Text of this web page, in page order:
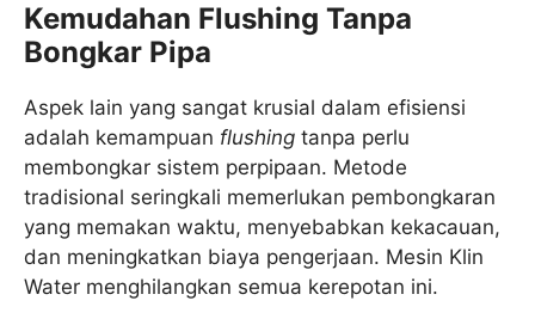
Kemudahan Flushing Tanpa
Bongkar Pipa
Aspek lain yang sangat krusial dalam efisiensi
adalah kemampuan flushing tanpa perlu
membongkar sistem perpipaan. Metode
tradisional seringkali memerlukan pembongkaran
yang memakan waktu, menyebabkan kekacauan,
dan meningkatkan biaya pengerjaan. Mesin Klin
Water menghilangkan semua kerepotan ini.